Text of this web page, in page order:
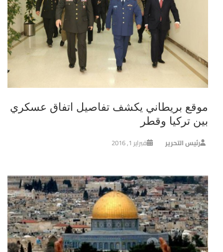
موقع بريطاني يكشف تفاصيل اتفاق عسكري
بين تركيا وقطر
رئيس التحرير فبراير 1, 2016